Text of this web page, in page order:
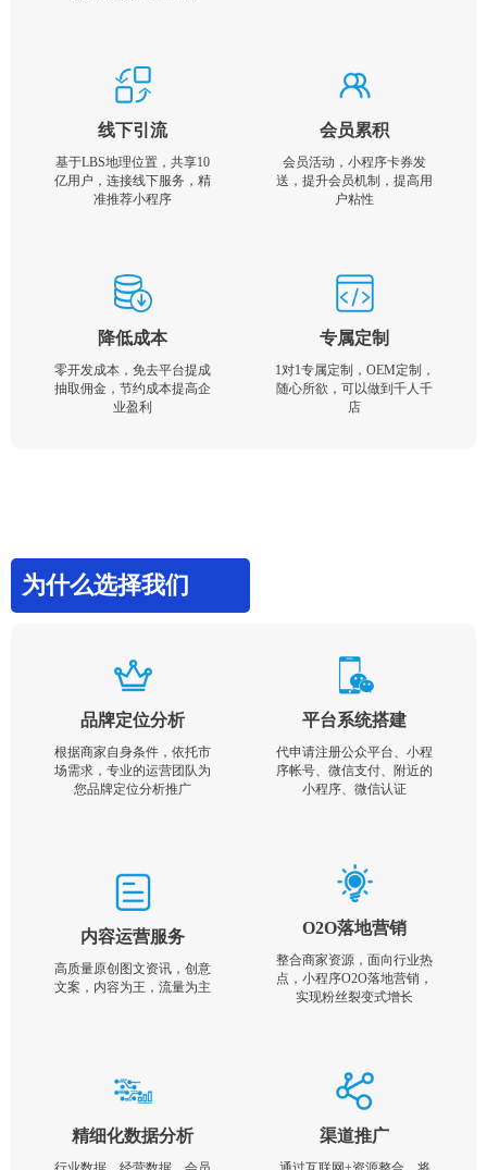
线下引流
基于LBS地理位置，共享10
亿用户，连接线下服务，精
准推荐小程序
会员累积
会员活动，小程序卡券发
送，提升会员机制，提高用
户粘性
降低成本
零开发成本，免去平台提成
抽取佣金，节约成本提高企
业盈利
专属定制
1对1专属定制，OEM定制，
随心所欲，可以做到千人千
店
为什么选择我们
品牌定位分析
根据商家自身条件，依托市
场需求，专业的运营团队为
您品牌定位分析推广
平台系统搭建
代申请注册公众平台、小程
序帐号、微信支付、附近的
小程序、微信认证
内容运营服务
高质量原创图文资讯，创意
文案，内容为王，流量为主
O2O落地营销
整合商家资源，面向行业热
点，小程序O2O落地营销，
实现粉丝裂变式增长
精细化数据分析 渠道推广